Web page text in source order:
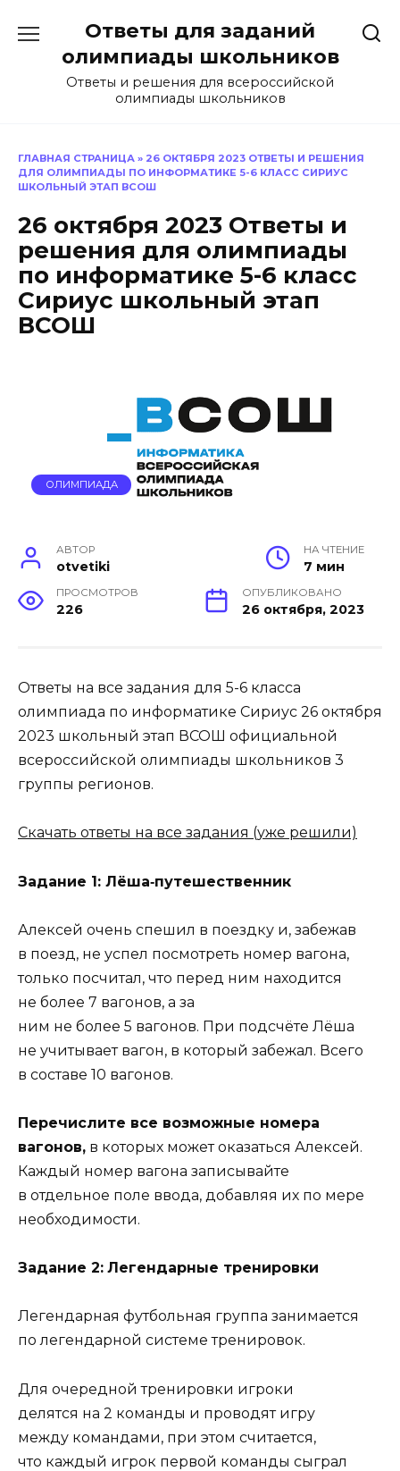
содержанию
Ответы для заданий
олимпиады школьников
Ответы и решения для всероссийской
олимпиады школьников
ГЛАВНАЯ СТРАНИЦА » 26 ОКТЯБРЯ 2023 ОТВЕТЫ И РЕШЕНИЯ
ДЛЯ ОЛИМПИАДЫ ПО ИНФОРМАТИКЕ 5-6 КЛАСС СИРИУС
ШКОЛЬНЫЙ ЭТАП ВСОШ
26 октября 2023 Ответы и
решения для олимпиады
по информатике 5-6 класс
Сириус школьный этап
ВСОШ
ОЛИМПИАДА
АВТОР
otvetiki
НА ЧТЕНИЕ
7 мин
ПРОСМОТРОВ
226
ОПУБЛИКОВАНО
26 октября, 2023
Ответы на все задания для 5-6 класса
олимпиада по информатике Сириус 26 октября
2023 школьный этап ВСОШ официальной
всероссийской олимпиады школьников 3
группы регионов.
Скачать ответы на все задания (уже решили)
Задание 1: Лёша‑путешественник
Алексей очень спешил в поездку и, забежав
в поезд, не успел посмотреть номер вагона,
только посчитал, что перед ним находится
не более 7 вагонов, а за
ним не более 5 вагонов. При подсчёте Лёша
не учитывает вагон, в который забежал. Всего
в составе 10 вагонов.
Перечислите все возможные номера
вагонов, в которых может оказаться Алексей.
Каждый номер вагона записывайте
в отдельное поле ввода, добавляя их по мере
необходимости.
Задание 2: Легендарные тренировки
Легендарная футбольная группа занимается
по легендарной системе тренировок.
Для очередной тренировки игроки
делятся на 2 команды и проводят игру
между командами, при этом считается,
что каждый игрок первой команды сыграл